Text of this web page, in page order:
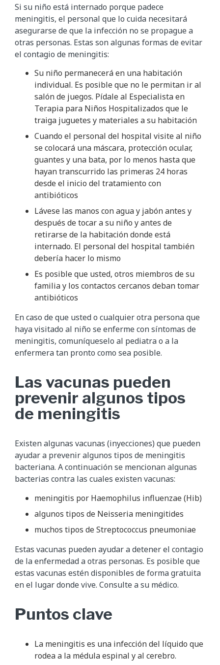
Si su niño está internado porque padece
meningitis, el personal que lo cuida necesitará
asegurarse de que la infección no se propague a
otras personas. Estas son algunas formas de evitar
el contagio de meningitis:
Su niño permanecerá en una habitación
individual. Es posible que no le permitan ir al
salón de juegos. Pídale al Especialista en
Terapia para Niños Hospitalizados que le
traiga juguetes y materiales a su habitación
Cuando el personal del hospital visite al niño
se colocará una máscara, protección ocular,
guantes y una bata, por lo menos hasta que
hayan transcurrido las primeras 24 horas
desde el inicio del tratamiento con
antibióticos
Lávese las manos con agua y jabón antes y
después de tocar a su niño y antes de
retirarse de la habitación donde está
internado. El personal del hospital también
debería hacer lo mismo
Es posible que usted, otros miembros de su
familia y los contactos cercanos deban tomar
antibióticos
En caso de que usted o cualquier otra persona que
haya visitado al niño se enferme con síntomas de
meningitis, comuníqueselo al pediatra o a la
enfermera tan pronto como sea posible.
Las vacunas pueden
prevenir algunos tipos
de meningitis
Existen algunas vacunas (inyecciones) que pueden
ayudar a prevenir algunos tipos de meningitis
bacteriana. A continuación se mencionan algunas
bacterias contra las cuales existen vacunas:
meningitis por Haemophilus influenzae (Hib)
algunos tipos de Neisseria meningitides
muchos tipos de Streptococcus pneumoniae
Estas vacunas pueden ayudar a detener el contagio
de la enfermedad a otras personas. Es posible que
estas vacunas estén disponibles de forma gratuita
en el lugar donde vive. Consulte a su médico.
Puntos clave
La meningitis es una infección del líquido que
rodea a la médula espinal y al cerebro.